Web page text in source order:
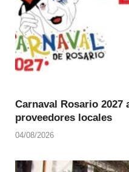
Carnaval Rosario 2027
proveedores locales
04/08/2026